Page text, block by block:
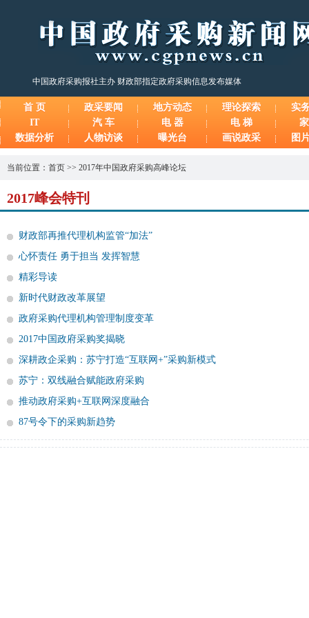
中国政府采购报社主办 财政部指定政府采购信息发布媒体
首 页 政采要闻 地方动态 理论探索
实
IT
汽 车 电 器 电 梯
数据分析
人物访谈 曝光台 画说政采 图
当前位置： 首页 >> 2017年中国政府采购高峰论坛
2017峰会特刊
财政部再推代理机构监管“加法”
心怀责任 勇于担当 发挥智慧
精彩导读
新时代财政改革展望
政府采购代理机构管理制度变革
2017中国政府采购奖揭晓
深耕政企采购：苏宁打造“互联网+”采购新模式
苏宁：双线融合赋能政府采购
推动政府采购+互联网深度融合
87号令下的采购新趋势